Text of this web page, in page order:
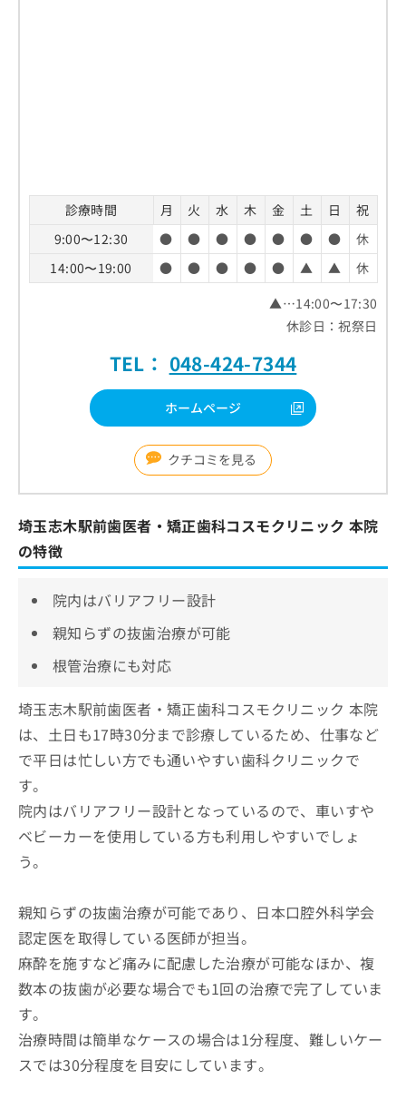
診療時間 月 火 水 木 金 土 日
祝
9:00〜12:30
● ● ● ● ● ● ●
休
14:00〜19:00
● ● ● ● ● ▲ ▲
休
▲…14:00〜17:30
休診日：祝祭日
TEL： 048-424-7344
ホームページ
クチコミを見る
埼玉志木駅前歯医者・矯正歯科コスモクリニック 本院
の特徴
院内はバリアフリー設計
親知らずの抜歯治療が可能
根管治療にも対応
埼玉志木駅前歯医者・矯正歯科コスモクリニック 本院
は、土日も17時30分まで診療しているため、仕事など
で平日は忙しい方でも通いやすい歯科クリニックで
す。
院内はバリアフリー設計となっているので、車いすや
ベビーカーを使用している方も利用しやすいでしょ
う。
親知らずの抜歯治療が可能であり、日本口腔外科学会
認定医を取得している医師が担当。
麻酔を施すなど痛みに配慮した治療が可能なほか、複
数本の抜歯が必要な場合でも1回の治療で完了していま
す。
治療時間は簡単なケースの場合は1分程度、難しいケー
スでは30分程度を目安にしています。